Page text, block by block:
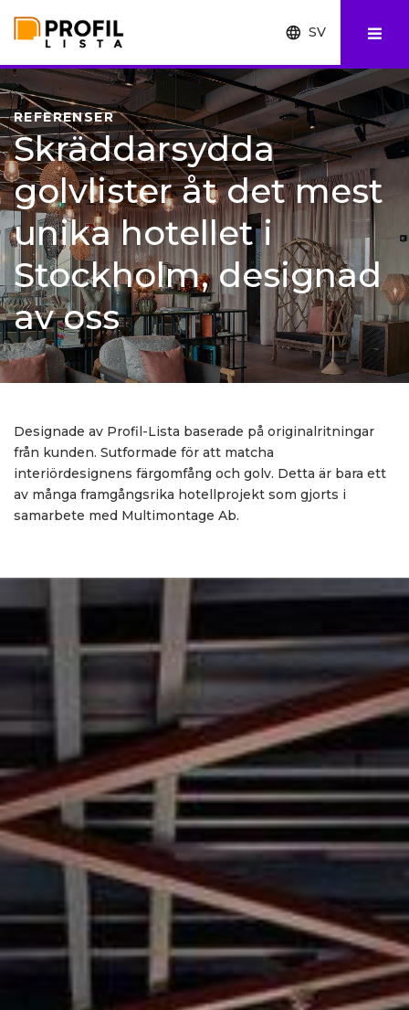
SV
EN
FI
REFERENSER
Skräddarsydda
golvlister åt det mest
unika hotellet i
Stockholm, designad
av oss
Designade av Profil-Lista baserade på originalritningar
från kunden. Sutformade för att matcha
interiördesignens färgomfång och golv. Detta är bara ett
av många framgångsrika hotellprojekt som gjorts i
samarbete med Multimontage Ab.